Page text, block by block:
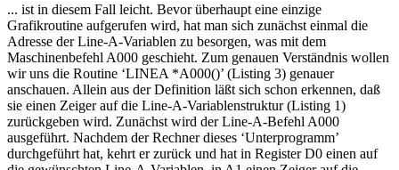
... ist in diesem Fall leicht. Bevor überhaupt eine einzige
Grafikroutine aufgerufen wird, hat man sich zunächst einmal die
Adresse der Line-A-Variablen zu besorgen, was mit dem
Maschinenbefehl A000 geschieht. Zum genauen Verständnis wollen
wir uns die Routine ‘LINEA *A000()’ (Listing 3) genauer
anschauen. Allein aus der Definition läßt sich schon erkennen, daß
sie einen Zeiger auf die Line-A-Variablenstruktur (Listing 1)
zurückgeben wird. Zunächst wird der Line-A-Befehl A000
ausgeführt. Nachdem der Rechner dieses ‘Unterprogramm’
durchgeführt hat, kehrt er zurück und hat in Register D0 einen auf